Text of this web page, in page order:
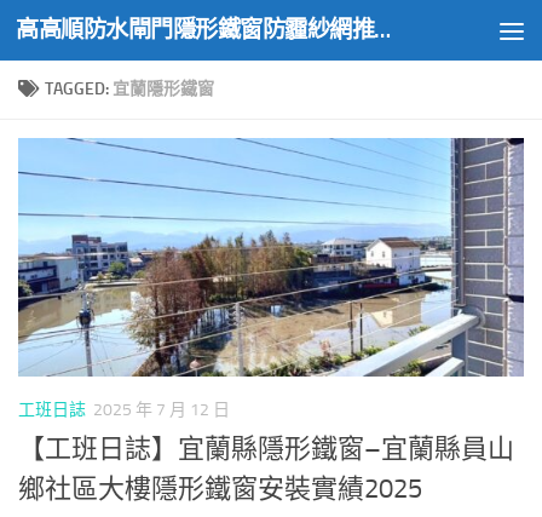
Skip to content 高高順防水閘門隱形鐵窗防霾紗網推薦實績
TAGGED: 宜蘭隱形鐵窗
工班日誌 2025 年 7 月 12 日
【工班日誌】宜蘭縣隱形鐵窗–宜蘭縣員山
鄉社區大樓隱形鐵窗安裝實績2025